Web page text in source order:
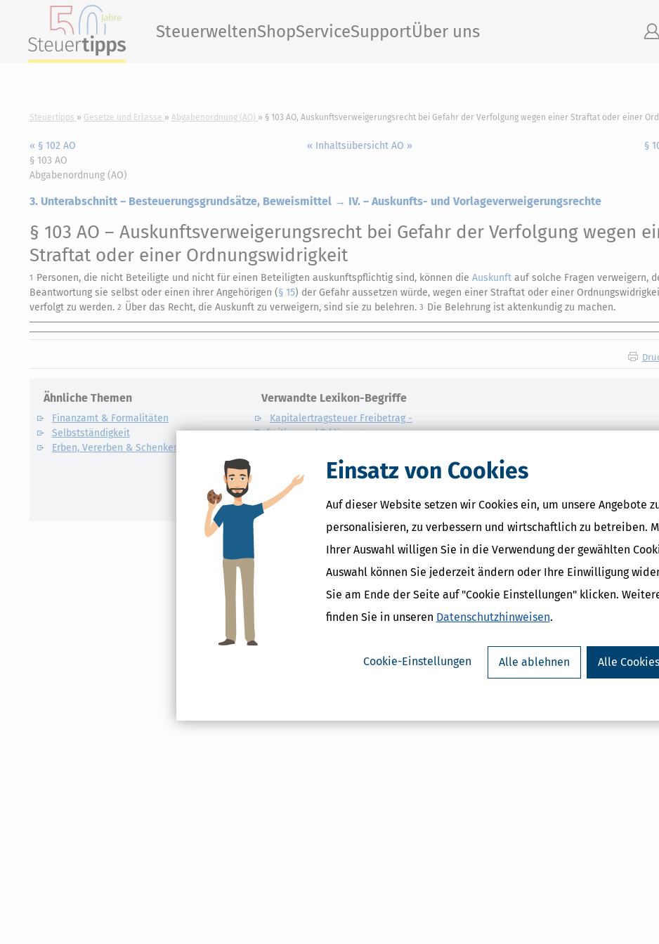
Einsatz von Cookies
Auf dieser Website setzen wir Cookies ein, um unsere Angebote
personalisieren, zu verbessern und wirtschaftlich zu betreiben.
Ihrer Auswahl willigen Sie in die Verwendung der gewählten
Auswahl können Sie jederzeit ändern oder Ihre Einwilligung
Sie am Ende der Seite auf "Cookie Einstellungen" klicken.
finden Sie in unseren Datenschutzhinweisen.
Cookie-Einstellungen Alle ablehnen Alle
SteuerweltenShopServiceSupportÜber uns
Steuertipps Gesetze und Erlasse Abgabenordnung (AO) § 103 AO, Auskunftsverweigerungsrecht bei Gefahr der Verfolgung wegen einer Straftat oder einer
« § 102 AO « Inhaltsübersicht AO »
§
§ 103 AO
Abgabenordnung (AO)
3. Unterabschnitt – Besteuerungsgrundsätze, Beweismittel → IV. – Auskunfts- und Vorlageverweigerungsrechte
§ 103 AO – Auskunftsverweigerungsrecht bei Gefahr der Verfolgung wegen
Straftat oder einer Ordnungswidrigkeit
1 Personen, die nicht Beteiligte und nicht für einen Beteiligten auskunftspflichtig sind, können die Auskunft auf solche Fragen verweigern,
Beantwortung sie selbst oder einen ihrer Angehörigen (§ 15) der Gefahr aussetzen würde, wegen einer Straftat oder einer
verfolgt zu werden. 2 Über das Recht, die Auskunft zu verweigern, sind sie zu belehren. 3 Die Belehrung ist aktenkundig zu machen.
Ähnliche Themen
Finanzamt & Formalitäten
Selbstständigkeit
Erben, Vererben & Schenken
Verwandte Lexikon-Begriffe
Kapitalertragsteuer Freibetrag -
Definition und Erklärung
Kapitalertragsteuer - Definition und
Erklärung
NACHDiGAL
Kommission